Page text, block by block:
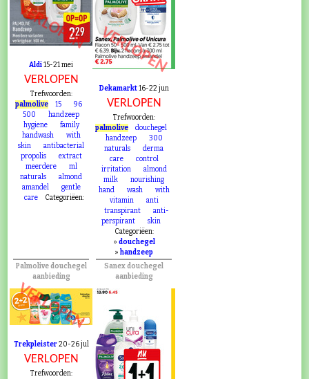
VERLOPEN
Aldi15-21 mei
VERLOPEN
Trefwoorden:
palmolive
15
96
500
handzeep
hygiene
family
handwash
with
skin
antibacterial
propolis
extract
meerdere
ml
naturals
almond
amandel
gentle
care
Categoriëen:
VERLOPEN
Dekamarkt16-22 jun
VERLOPEN
Trefwoorden:
palmolive
douchegel
handzeep
300
naturals
derma
care
control
irritation
almond
milk
nourishing
hand
wash
with
vitamin
anti
transpirant
anti-
perspirant
skin
Categoriëen:
» douchegel
»handzeep
Palmolive douchegel
aanbieding
VERLOPEN
Trekpleister20-26 jul
VERLOPEN
Trefwoorden:
Sanex douchegel
aanbieding